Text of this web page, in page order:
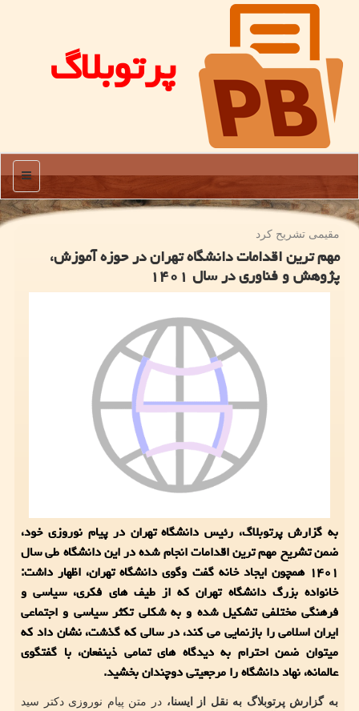
پرتوبلاگ
منو
مقیمی تشریح كرد
مهم ترین اقدامات دانشگاه تهران در حوزه آموزش،
پژوهش و فناوری در سال ۱۴۰۱
به گزارش پرتوبلاگ، رئیس دانشگاه تهران در پیام نوروزی خود،
ضمن تشریح مهم ترین اقدامات انجام شده در این دانشگاه طی سال
۱۴۰۱ همچون ایجاد خانه گفت وگوی دانشگاه تهران، اظهار داشت:
خانواده بزرگ دانشگاه تهران که از طیف های فکری، سیاسی و
فرهنگی مختلفی تشکیل شده و به شکلی تکثر سیاسی و اجتماعی
ایران اسلامی را بازنمایی می کند، در سالی که گذشت، نشان داد که
میتوان ضمن احترام به دیدگاه های تمامی ذینفعان، با گفتگوی
عالمانه، نهاد دانشگاه را مرجعیتی دوچندان بخشید.
به گزارش پرتوبلاگ به نقل از ایسنا،در متن پیام نوروزی دکتر سید